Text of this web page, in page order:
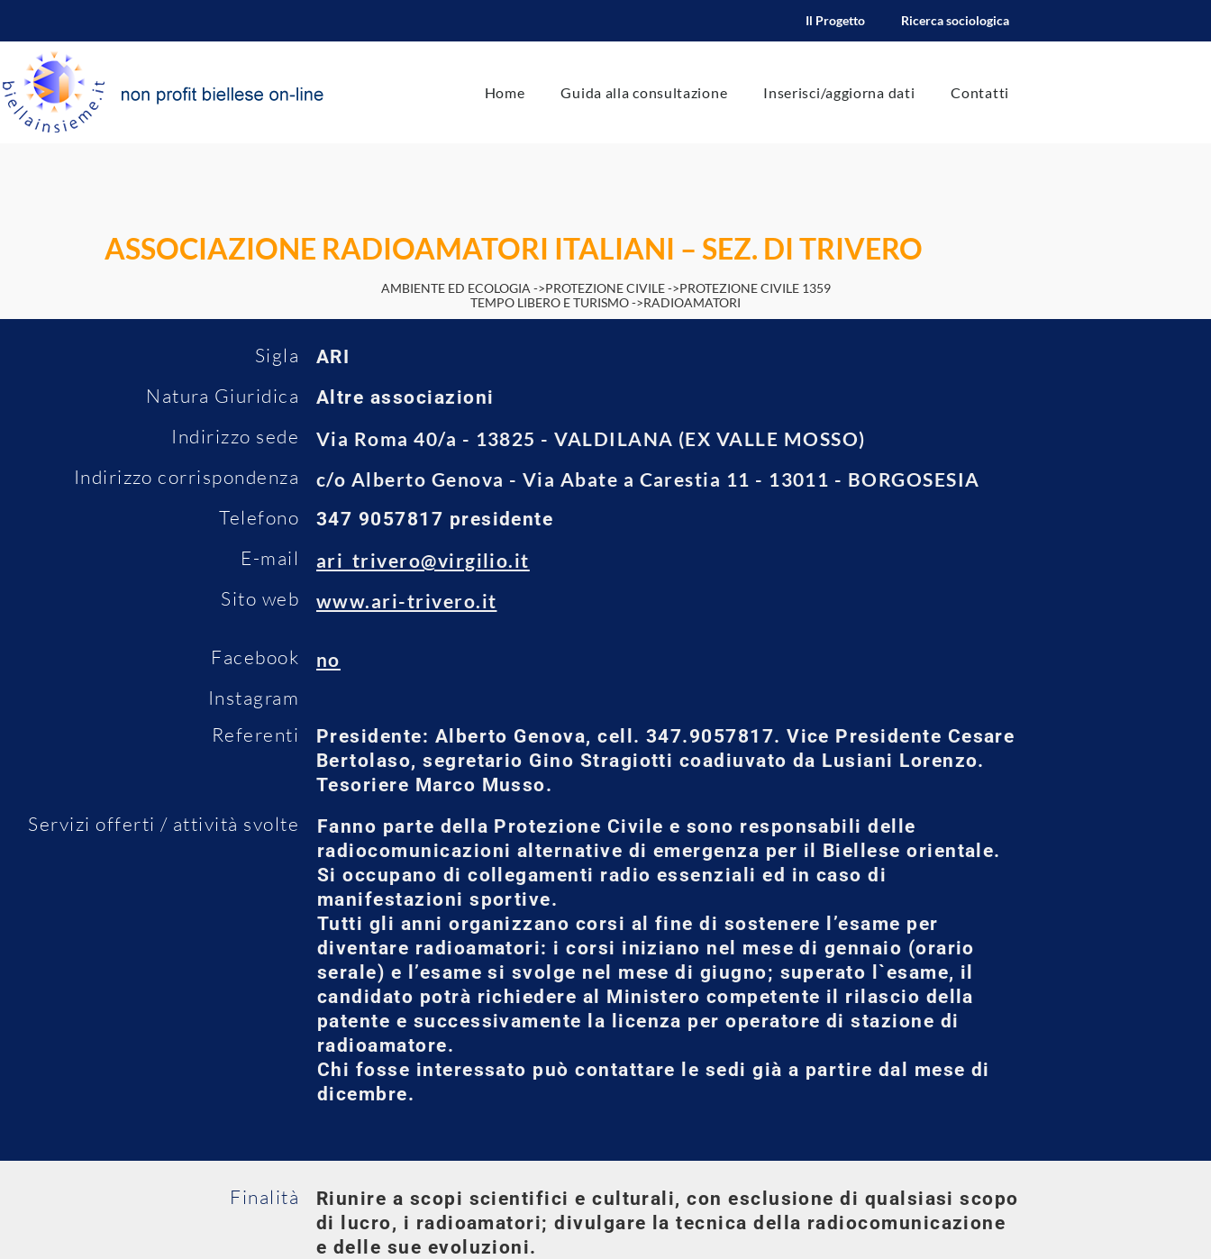
Il Progetto Ricerca sociologica
Home Guida alla consultazione Inserisci/aggiorna dati Contatti
ASSOCIAZIONE RADIOAMATORI ITALIANI – SEZ. DI TRIVERO
AMBIENTE ED ECOLOGIA ->PROTEZIONE CIVILE ->PROTEZIONE CIVILE 1359
TEMPO LIBERO E TURISMO ->RADIOAMATORI
Sigla ARI
Natura Giuridica Altre associazioni
Indirizzo sede Via Roma 40/a - 13825 - VALDILANA (EX VALLE MOSSO)
Indirizzo corrispondenza c/o Alberto Genova - Via Abate a Carestia 11 - 13011 - BORGOSESIA
Telefono 347 9057817 presidente
E-mail ari_trivero@virgilio.it
Sito web www.ari-trivero.it
Facebook no
Instagram
Referenti
Presidente: Alberto Genova, cell. 347.9057817. Vice Presidente Cesare
Bertolaso, segretario Gino Stragiotti coadiuvato da Lusiani Lorenzo.
Tesoriere Marco Musso.
Servizi offerti / attività svolte
Fanno parte della Protezione Civile e sono responsabili delle
radiocomunicazioni alternative di emergenza per il Biellese orientale.
Si occupano di collegamenti radio essenziali ed in caso di
manifestazioni sportive.
Tutti gli anni organizzano corsi al fine di sostenere l’esame per
diventare radioamatori: i corsi iniziano nel mese di gennaio (orario
serale) e l’esame si svolge nel mese di giugno; superato l`esame, il
candidato potrà richiedere al Ministero competente il rilascio della
patente e successivamente la licenza per operatore di stazione di
radioamatore.
Chi fosse interessato può contattare le sedi già a partire dal mese di
dicembre.
Finalità
Riunire a scopi scientifici e culturali, con esclusione di qualsiasi scopo
di lucro, i radioamatori; divulgare la tecnica della radiocomunicazione
e delle sue evoluzioni.